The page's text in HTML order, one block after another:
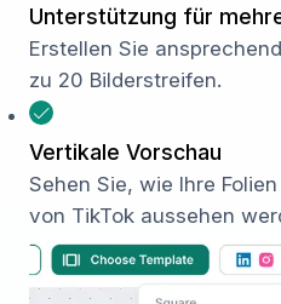
Unterstützung für
Erstellen Sie
zu 20 Bilderstreifen.
Vertikale Vorschau
Sehen Sie, wie Ihre
von TikTok aussehen